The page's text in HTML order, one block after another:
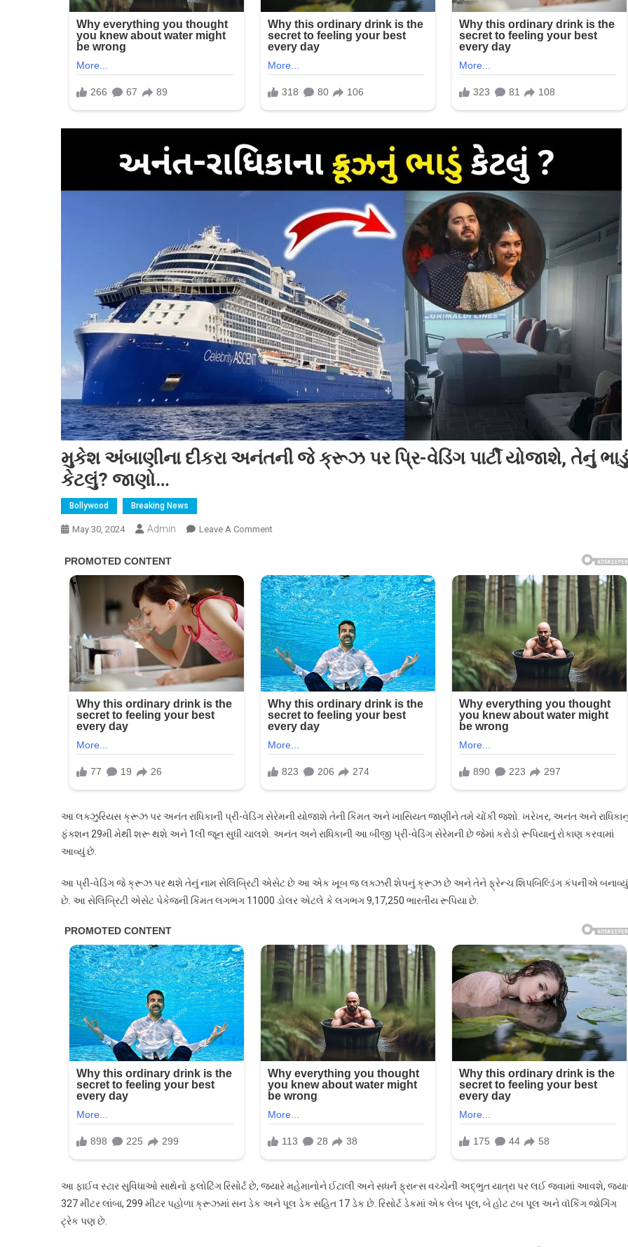
મુકેશ અંબાણીના દીકરા અનંતની જે ક્રૂઝ પર પ્રિ-વેડિંગ પાર્ટી યોજાશે, તેનું ભાડું
કેટલું? જાણો…
Bollywood Breaking News
May 30, 2024 Admin Leave A CommentOn
દીકરા
અનંતની
જે
ક્રૂઝ
પર
પ્રિ-
વેડિંગ
પાર્ટી
યોજાશે,
તેનું
કેટલું?
જાણો…
આ લક્ઝુરિયસ ક્રૂઝ પર અનંત રાધિકાની પ્રી-વેડિંગ સેરેમની યોજાશે તેની કિંમત અને ખાસિયત જાણીને તમે ચોંકી જશો. ખરેખર, અનંત અને
ફંક્શન 29મી મેથી શરૂ થશે અને 1લી જૂન સુધી ચાલશે. અનંત અને રાધિકાની આ બીજી પ્રી-વેડિંગ સેરેમની છે જેમાં કરોડો રૂપિયાનું રોકાણ કરવામાં
આવ્યું છે.
આ પ્રી-વેડિંગ જે ક્રૂઝ પર થશે તેનું નામ સેલિબ્રિટી એસેટ છે આ એક ખૂબ જ લક્ઝરી શેપનું ક્રૂઝ છે અને તેને ફ્રેન્ચ શિપબિલ્ડિંગ કંપનીએ બનાવ્યું
છે. આ સેલિબ્રિટી એસેટ પેકેજની કિંમત લગભગ 11000 ડોલર એટલે કે લગભગ 9,17,250 ભારતીય રૂપિયા છે.
આ ફાઈવ સ્ટાર સુવિધાઓ સાથેનો ફ્લોટિંગ રિસોર્ટ છે, જ્યારે મહેમાનોને ઈટાલી અને સધર્ન ફ્રાન્સ વચ્ચેની અદ્ભુત યાત્રા પર લઈ જવામાં આવશે,
327 મીટર લાંબા, 299 મીટર પહોળા ક્રૂઝમાં સન ડેક અને પૂલ ડેક સહિત 17 ડેક છે. રિસોર્ટ ડેકમાં એક લેબ પૂલ, બે હોટ ટબ પૂલ અને વૉકિંગ જોગિંગ
ટ્રેક પણ છે.